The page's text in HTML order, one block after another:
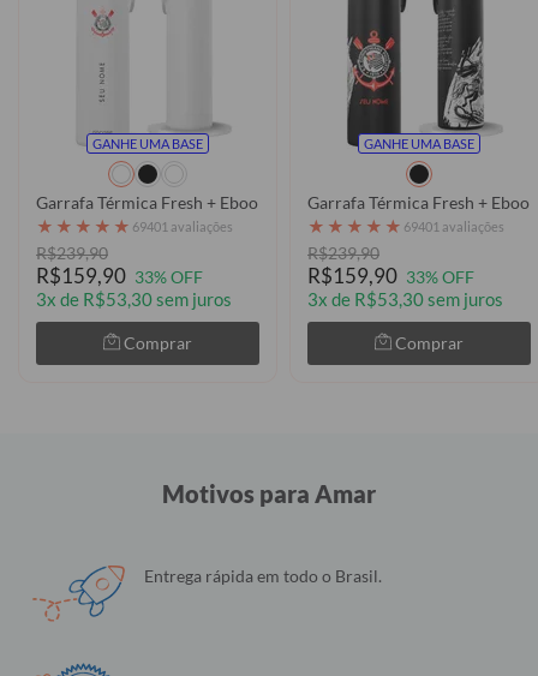
GANHE UMA BASE
Garrafa Térmica Fresh + Ebook - Corinthians - Escudo
★ ★ ★ ★ ★ 69401 avaliações
R$239,90
R$159,90 33% OFF
3x de R$53,30 sem juros
Comprar
GANHE UMA BASE
Garrafa Térmica Fresh +
★ ★ ★ ★ ★ 69401 avaliações
R$239,90
R$159,90 33% OFF
3x de R$53,30 sem juros
Comprar
Motivos para Amar
Entrega rápida em todo o Brasil.